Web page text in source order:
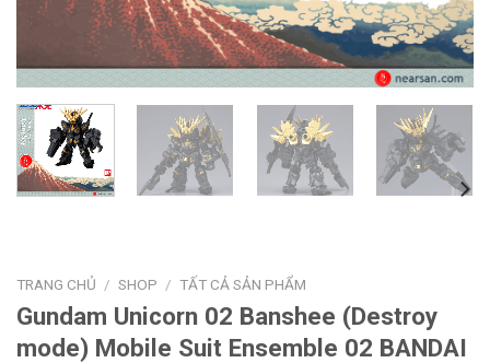
TRANG CHỦ / SHOP / TẤT CẢ SẢN PHẨM
Gundam Unicorn 02 Banshee (Destroy
mode) Mobile Suit Ensemble 02 BANDAI